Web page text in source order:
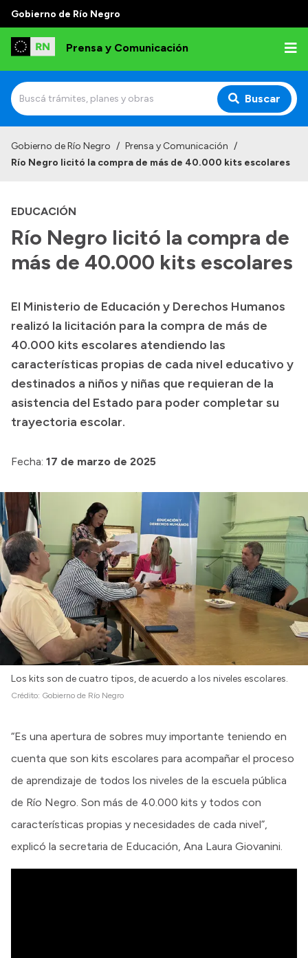
Gobierno de Río Negro
Prensa y Comunicación
Buscar
Autoridades
Archivo de noticias
Transparencia
Boletín Oficial
Compras y licitaciones
Consulta de expedientes
Consulta de pago a proveedores
Intranet
Login
Gobierno de Río Negro / Prensa y Comunicación /
Río Negro licitó la compra de más de 40.000 kits escolares
EDUCACIÓN
Río Negro licitó la compra de
más de 40.000 kits escolares
El Ministerio de Educación y Derechos Humanos
realizó la licitación para la compra de más de
40.000 kits escolares atendiendo las
características propias de cada nivel educativo y
destinados a niños y niñas que requieran de la
asistencia del Estado para poder completar su
trayectoria escolar.
Fecha: 17 de marzo de 2025
Los kits son de cuatro tipos, de acuerdo a los niveles escolares.
Crédito: Gobierno de Río Negro
“Es una apertura de sobres muy importante teniendo en
cuenta que son kits escolares para acompañar el proceso
de aprendizaje de todos los niveles de la escuela pública
de Río Negro. Son más de 40.000 kits y todos con
características propias y necesidades de cada nivel”,
explicó la secretaria de Educación, Ana Laura Giovanini.